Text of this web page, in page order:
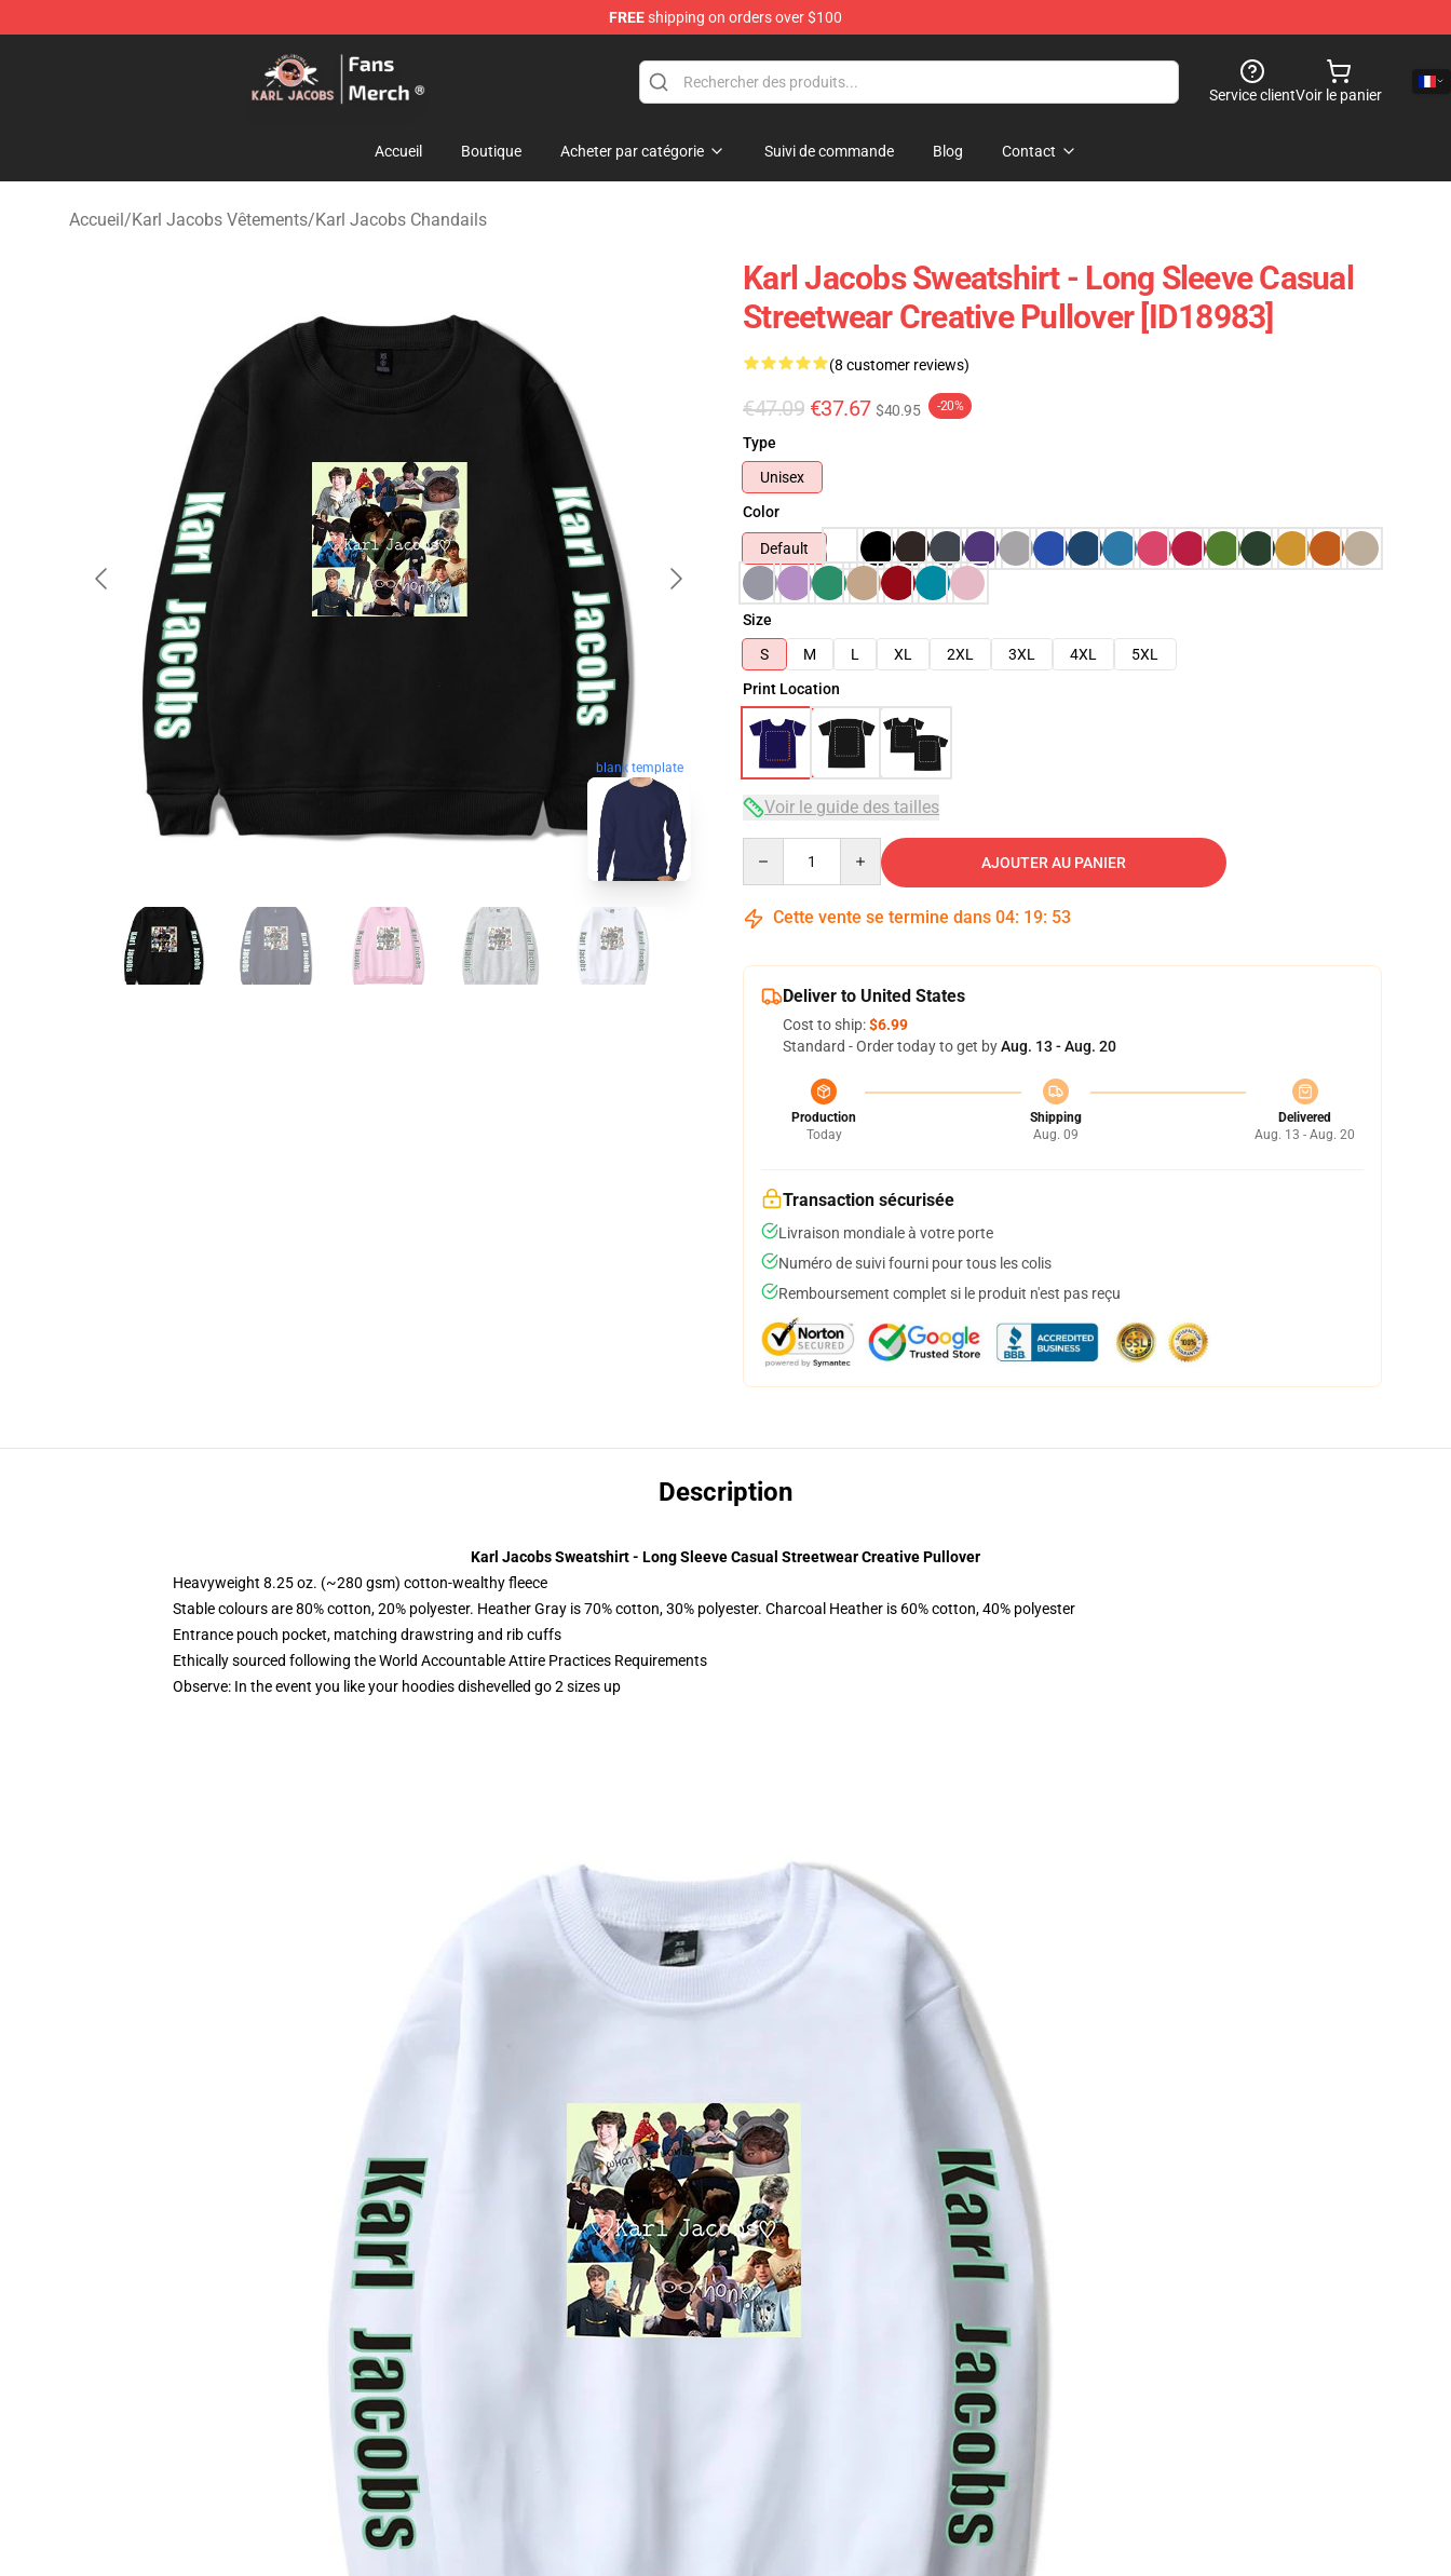
FREEshipping on orders over $100
Karl Jacobs Store - Official Karl Jacobs Merchandise Shop
Service clientVoir le panier
Accueil Boutique Acheter par catégorie Suivi de commande Blog Contact
Accueil/Karl Jacobs Vêtements/Karl Jacobs Chandails
blank template
Karl Jacobs Sweatshirt - Long Sleeve Casual
Streetwear Creative Pullover [ID18983]
(8 customer reviews)
€47.09 €37.67 $40.95 -20%
Type
Unisex
Color
Default
Size
S
M L XL 2XL 3XL 4XL
5XL
Print Location
Voir le guide des tailles
AJOUTER AU PANIER
Cette vente se termine dans 04: 19: 52
Deliver to United States
Cost to ship:$6.99
Standard - Order today to get byAug. 13 - Aug. 20
Production
Today
Shipping
Aug. 09
Delivered
Aug. 13 - Aug. 20
Transaction sécurisée
Livraison mondiale à votre porte
Numéro de suivi fourni pour tous les colis
Remboursement complet si le produit n'est pas reçu
Description
Karl Jacobs Sweatshirt - Long Sleeve Casual Streetwear Creative Pullover
Heavyweight 8.25 oz. (~280 gsm) cotton-wealthy fleece
Stable colours are 80% cotton, 20% polyester. Heather Gray is 70% cotton, 30% polyester. Charcoal Heather is 60% cotton, 40% polyester
Entrance pouch pocket, matching drawstring and rib cuffs
Ethically sourced following the World Accountable Attire Practices Requirements
Observe: In the event you like your hoodies dishevelled go 2 sizes up